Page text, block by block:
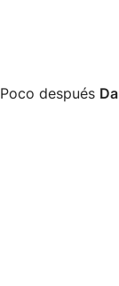
Poco después